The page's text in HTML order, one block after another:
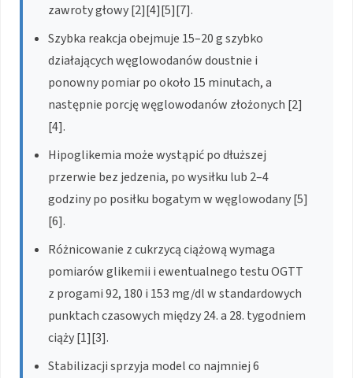
zawroty głowy [2][4][5][7].
Szybka reakcja obejmuje 15–20 g szybko
działających węglowodanów doustnie i
ponowny pomiar po około 15 minutach, a
następnie porcję węglowodanów złożonych [2]
[4].
Hipoglikemia może wystąpić po dłuższej
przerwie bez jedzenia, po wysiłku lub 2–4
godziny po posiłku bogatym w węglowodany [5]
[6].
Różnicowanie z cukrzycą ciążową wymaga
pomiarów glikemii i ewentualnego testu OGTT
z progami 92, 180 i 153 mg/dl w standardowych
punktach czasowych między 24. a 28. tygodniem
ciąży [1][3].
Stabilizacji sprzyja model co najmniej 6